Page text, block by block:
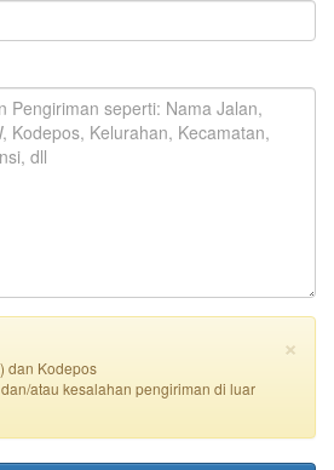
×
dan Kodepos
atau kesalahan pengiriman di luar